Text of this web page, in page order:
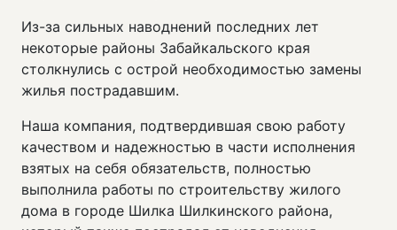
Из-за сильных наводнений последних лет
некоторые районы Забайкальского края
столкнулись с острой необходимостью замены
жилья пострадавшим.
Наша компания, подтвердившая свою работу
качеством и надежностью в части исполнения
взятых на себя обязательств, полностью
выполнила работы по строительству жилого
дома в городе Шилка Шилкинского района,